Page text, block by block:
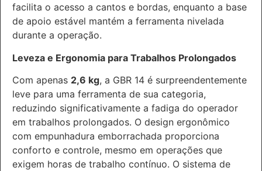
facilita o acesso a cantos e bordas, enquanto a base
de apoio estável mantém a ferramenta nivelada
durante a operação.
Leveza e Ergonomia para Trabalhos Prolongados
Com apenas 2,6 kg, a GBR 14 é surpreendentemente
leve para uma ferramenta de sua categoria,
reduzindo significativamente a fadiga do operador
em trabalhos prolongados. O design ergonômico
com empunhadura emborrachada proporciona
conforto e controle, mesmo em operações que
exigem horas de trabalho contínuo. O sistema de